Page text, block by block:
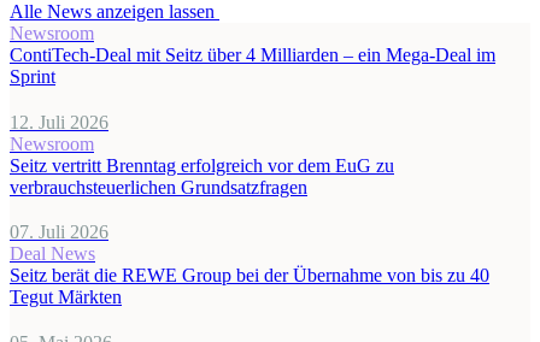
Alle News anzeigen lassen
Newsroom
ContiTech-Deal mit Seitz über 4 Milliarden – ein Mega-Deal im
Sprint
12. Juli 2026
Newsroom
Seitz vertritt Brenntag erfolgreich vor dem EuG zu
verbrauchsteuerlichen Grundsatzfragen
07. Juli 2026
Deal News
Seitz berät die REWE Group bei der Übernahme von bis zu 40
Tegut Märkten